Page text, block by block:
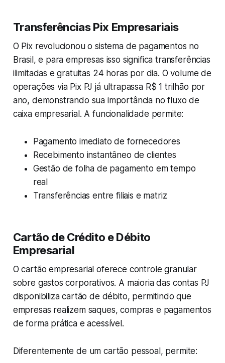
Transferências Pix Empresariais
O Pix revolucionou o sistema de pagamentos no
Brasil, e para empresas isso significa transferências
ilimitadas e gratuitas 24 horas por dia. O volume de
operações via Pix PJ já ultrapassa R$ 1 trilhão por
ano, demonstrando sua importância no fluxo de
caixa empresarial. A funcionalidade permite:
Pagamento imediato de fornecedores
Recebimento instantâneo de clientes
Gestão de folha de pagamento em tempo
real
Transferências entre filiais e matriz
Cartão de Crédito e Débito
Empresarial
O cartão empresarial oferece controle granular
sobre gastos corporativos. A maioria das contas PJ
disponibiliza cartão de débito, permitindo que
empresas realizem saques, compras e pagamentos
de forma prática e acessível.
Diferentemente de um cartão pessoal, permite: